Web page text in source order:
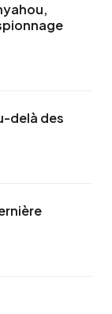
delà des